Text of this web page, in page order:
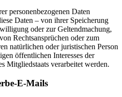
personenbezogenen Daten
Daten – von ihrer Speicherung
oder zur Geltendmachung,
Rechtsansprüchen oder zum
natürlichen oder juristischen Person
öffentlichen Interesses der
Mitgliedstaats verarbeitet werden.
E-Mails